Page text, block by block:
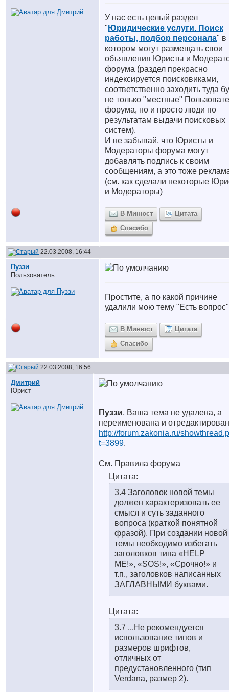
У нас есть целый раздел
" Юридические услуги. Поиск
работы, подбор персонала" в
котором могут размещать свои
объявления Юристы и
форума (раздел прекрасно
индексируется поисковиками,
соответственно заходить туда
не только "местные"
форума, но и просто люди по
результатам выдачи поисковых
систем).
И не забывай, что Юристы и
Модераторы форума могут
добавлять подпись к своим
сообщениям, а это тоже
(см. как сделали некоторые
и Модераторы)
В Минюст
Цитата
Спасибо
22.03.2008, 16:44
Пуззи
Пользователь
Простите, а по какой причине
удалили мою тему "Есть
В Минюст
Цитата
Спасибо
22.03.2008, 16:56
Дмитрий
Юрист
Пуззи, Ваша тема не удалена, а
переименована и
http://forum.zakonia.ru/
t=3899.
См. Правила форума
Цитата:
3.4 Заголовок новой темы
должен характеризовать ее
смысл и суть заданного
вопроса (краткой понятной
фразой). При создании новой
темы необходимо избегать
заголовков типа «HELP
ME!», «SOS!», «Срочно!» и
т.п., заголовков написанных
ЗАГЛАВНЫМИ буквами.
Цитата:
3.7 ...Не рекомендуется
использование типов и
размеров шрифтов,
отличных от
предустановленного (тип
Verdana, размер 2).